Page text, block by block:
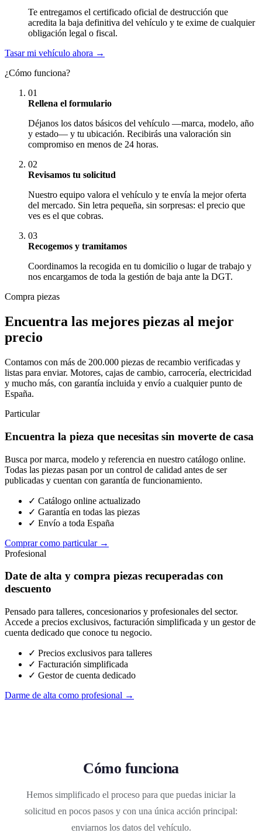
Te entregamos el certificado oficial de destrucción que
acredita la baja definitiva del vehículo y te exime de cualquier
obligación legal o fiscal.
Tasar mi vehículo ahora →
¿Cómo funciona?
01
Rellena el formulario
Déjanos los datos básicos del vehículo —marca, modelo, año
y estado— y tu ubicación. Recibirás una valoración sin
compromiso en menos de 24 horas.
02
Revisamos tu solicitud
Nuestro equipo valora el vehículo y te envía la mejor oferta
del mercado. Sin letra pequeña, sin sorpresas: el precio que
ves es el que cobras.
03
Recogemos y tramitamos
Coordinamos la recogida en tu domicilio o lugar de trabajo y
nos encargamos de toda la gestión de baja ante la DGT.
Compra piezas
Encuentra las mejores piezas al mejor
precio
Contamos con más de 200.000 piezas de recambio verificadas y
listas para enviar. Motores, cajas de cambio, carrocería, electricidad
y mucho más, con garantía incluida y envío a cualquier punto de
España.
Particular
Encuentra la pieza que necesitas sin moverte de casa
Busca por marca, modelo y referencia en nuestro catálogo online.
Todas las piezas pasan por un control de calidad antes de ser
publicadas y cuentan con garantía de funcionamiento.
✓ Catálogo online actualizado
✓ Garantía en todas las piezas
✓ Envío a toda España
Comprar como particular →
Profesional
Date de alta y compra piezas recuperadas con
descuento
Pensado para talleres, concesionarios y profesionales del sector.
Accede a precios exclusivos, facturación simplificada y un gestor de
cuenta dedicado que conoce tu negocio.
✓ Precios exclusivos para talleres
✓ Facturación simplificada
✓ Gestor de cuenta dedicado
Darme de alta como profesional →
Cómo funciona
Hemos simplificado el proceso para que puedas iniciar la
solicitud en pocos pasos y con una única acción principal:
enviarnos los datos del vehículo.